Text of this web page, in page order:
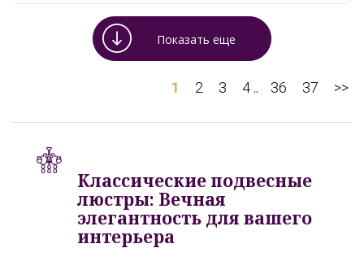
Показать еще
1 2 3 4 .. 36 37 >>
Классические подвесные
люстры: Вечная
элегантность для вашего
интерьера